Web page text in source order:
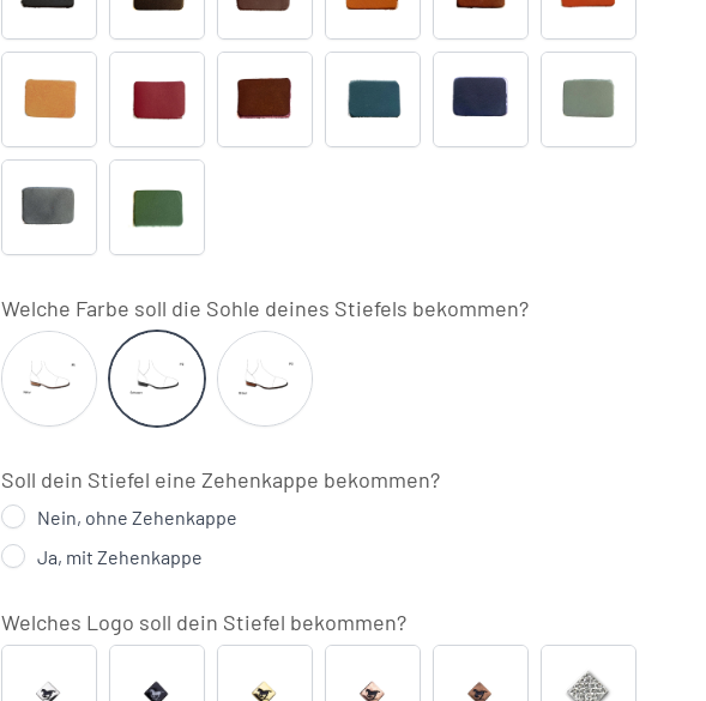
527
Ambra
Mosto
Blue
Navy
Blu
Fume
Foresta
Welche Farbe soll die Sohle deines Stiefels bekommen?
Natur
P2
Schwarz
Braun
Soll dein Stiefel eine Zehenkappe bekommen?
Nein, ohne Zehenkappe
Ja, mit Zehenkappe
Welches Logo soll dein Stiefel bekommen?
Swarovski